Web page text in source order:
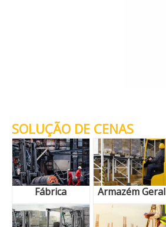
SOLUÇÃO DE CENAS
Fábrica Armazém Geral